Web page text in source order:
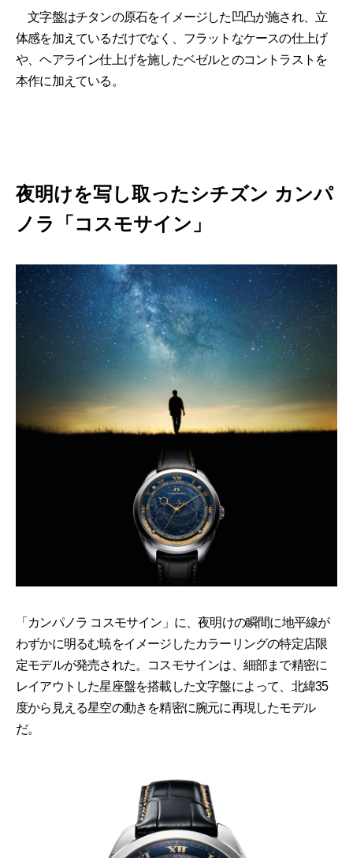
文字盤はチタンの原石をイメージした凹凸が施され、立
体感を加えているだけでなく、フラットなケースの仕上げ
や、ヘアライン仕上げを施したベゼルとのコントラストを
本作に加えている。
夜明けを写し取ったシチズン カンパ
ノラ「コスモサイン」
「カンパノラ コスモサイン」に、夜明けの瞬間に地平線が
わずかに明るむ暁をイメージしたカラーリングの特定店限
定モデルが発売された。コスモサインは、細部まで精密に
レイアウトした星座盤を搭載した文字盤によって、北緯35
度から見える星空の動きを精密に腕元に再現したモデル
だ。